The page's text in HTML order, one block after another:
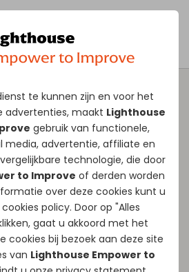
te kunnen zijn en voor het
advertenties, maakt Lighthouse
gebruik van functionele,
media, advertentie, affiliate en
technologie, die door
to Improve of derden worden
over deze cookies kunt u
cookies policy. Door op "Alles
gaat u akkoord met het
cookies bij bezoek aan deze site
van Lighthouse Empower to
events
maar strategie,
bewegen niet vanzelf
volgen ontwikkelingen
hoog tempo op. Dat
keuzes én de kracht om
je dit? Dan zijn onze